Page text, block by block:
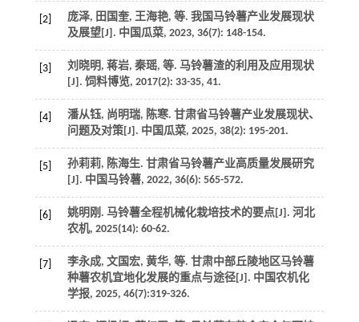
[2] 庞泽, 田国奎, 王海艳, 等. 我国马铃薯产业发展现状
及展望[J]. 中国瓜菜, 2023, 36(7): 148-154.
[3] 刘晓明, 蒋岩, 秦瑶, 等. 马铃薯渣的利用及应用现状
[J]. 饲料博览, 2017(2): 33-35, 41.
[4]
潘从钰, 尚明瑞, 陈寒. 甘肃省马铃薯产业发展现状、
问题及对策[J]. 中国瓜菜, 2025, 38(2): 195-201.
[5]
孙莉莉, 陈海生. 甘肃省马铃薯产业高质量发展研究
[J]. 中国马铃薯, 2022, 36(6): 565-572.
[6] 姚明刚. 马铃薯全程机械化栽培技术的要点[J]. 河北
农机, 2025(14): 60-62.
[7] 李永成, 文国宏, 黄华, 等. 甘肃中部丘陵地区马铃薯
种薯农机宜地化发展的重点与途径[J]. 中国农机化
学报, 2025, 46(7):319-326.